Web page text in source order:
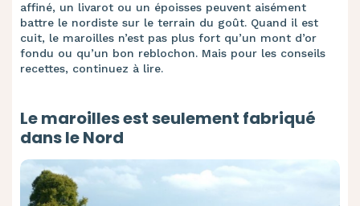
affiné, un livarot ou un époisses peuvent aisément
battre le nordiste sur le terrain du goût. Quand il est
cuit, le maroilles n’est pas plus fort qu’un mont d’or
fondu ou qu’un bon reblochon. Mais pour les conseils
recettes, continuez à lire.
Le maroilles est seulement fabriqué
dans le Nord